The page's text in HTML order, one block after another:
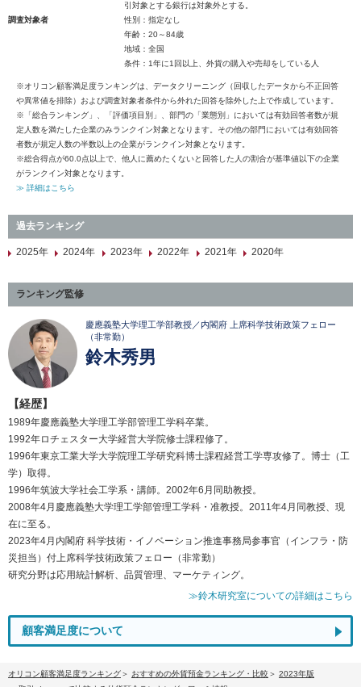
引対象とする銀行は対象外とする。
調査対象者
性別：指定なし
年齢：20～84歳
地域：全国
条件：1年に1回以上、外貨の購入や売却をしている人
※オリコン顧客満足度ランキングは、データクリーニング（回収したデータから不正回答
や異常値を排除）および調査対象者条件から外れた回答を除外した上で作成しています。
※「総合ランキング」、「評価項目別」、部門の「業態別」においては有効回答者数が規
定人数を満たした企業のみランクイン対象となります。その他の部門においては有効回答
者数が規定人数の半数以上の企業がランクイン対象となります。
※総合得点が60.0点以上で、他人に薦めたくないと回答した人の割合が基準値以下の企業
がランクイン対象となります。
≫ 詳細はこちら
過去ランキング
2025年 2024年 2023年 2022年 2021年 2020年
ランキング監修
慶應義塾大学理工学部教授／内閣府 上席科学技術政策フェロー
（非常勤）
鈴木秀男
【経歴】
1989年慶應義塾大学理工学部管理工学科卒業。
1992年ロチェスター大学経営大学院修士課程修了。
1996年東京工業大学大学院理工学研究科博士課程経営工学専攻修了。博士（工
学）取得。
1996年筑波大学社会工学系・講師。2002年6月同助教授。
2008年4月慶應義塾大学理工学部管理工学科・准教授。2011年4月同教授、現
在に至る。
2023年4月内閣府 科学技術・イノベーション推進事務局参事官（インフラ・防
災担当）付上席科学技術政策フェロー（非常勤）
研究分野は応用統計解析、品質管理、マーケティング。
≫鈴木研究室についての詳細はこちら
顧客満足度について
オリコン顧客満足度ランキング おすすめの外貨預金ランキング・比較
2023年版